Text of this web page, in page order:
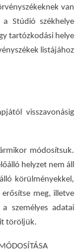
van
Stúdió székhelye
tartózkodási helye
listájához
visszavonásig
módosítsuk.
helyzet nem áll
körülményekkel,
meg, illetve
személyes adatai
töröljük.